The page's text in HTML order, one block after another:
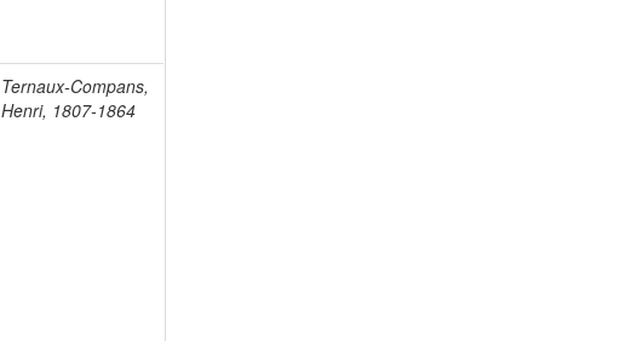
Ternaux-Compans,
Henri, 1807-1864